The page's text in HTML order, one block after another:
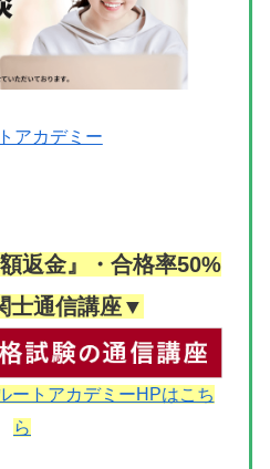
アカデミー
返金』・合格率50%
士通信講座▼
ートアカデミーHPはこち
ら